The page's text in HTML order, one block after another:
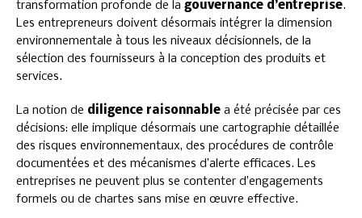
transformation profonde de la gouvernance d’entreprise.
Les entrepreneurs doivent désormais intégrer la dimension
environnementale à tous les niveaux décisionnels, de la
sélection des fournisseurs à la conception des produits et
services.
La notion de diligence raisonnable a été précisée par ces
décisions: elle implique désormais une cartographie détaillée
des risques environnementaux, des procédures de contrôle
documentées et des mécanismes d’alerte efficaces. Les
entreprises ne peuvent plus se contenter d’engagements
formels ou de chartes sans mise en œuvre effective.